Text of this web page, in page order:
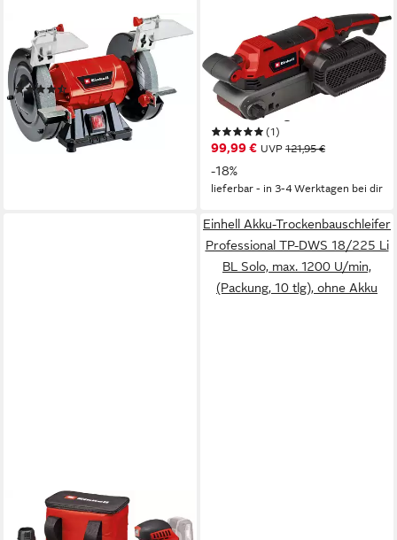
EINHELL
Doppelschleifer TC-BG 150,
(3 tlg)
(11)
46,40 €
lieferbar - in 3-4 Werktagen bei dir
Bandschleifer TE-BS 850 E,
850 Watt, mit 3
Schleifbändern und 2
Schraubzwingen
(1)
99,99 € UVP 121,95 €
-18%
lieferbar - in 3-4 Werktagen bei dir
EINHELL
Akku-Schwingschleifer
Einhell Akku-Trockenbauschleifer
Professional TP-DWS 18/225 Li
BL Solo, max. 1200 U/min,
(Packung, 10 tlg), ohne Akku